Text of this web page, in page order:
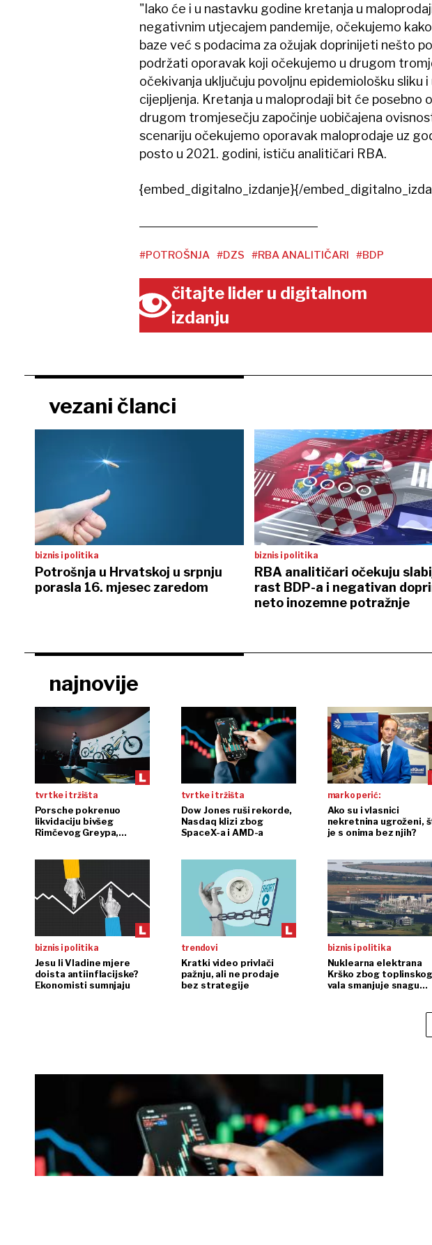
"Iako će i u nastavku godine kretanja u
negativnim utjecajem pandemije, očekujemo
baze već s podacima za ožujak doprinijeti nešto
podržati oporavak koji očekujemo u drugom
očekivanja uključuju povoljnu epidemiološku sliku
cijepljenja. Kretanja u maloprodaji bit će posebno
drugom tromjesečju započinje uobičajena
scenariju očekujemo oporavak maloprodaje uz
posto u 2021. godini, ističu analitičari RBA.
{embed_digitalno_izdanje}{/
#POTROŠNJA #DZS #RBA ANALITIČARI #BDP
čitajte lider u digitalnom
izdanju
vezani članci
biznis i politika
Potrošnja u Hrvatskoj u srpnju
porasla 16. mjesec zaredom
biznis i politika
RBA analitičari očekuju
rast BDP-a i negativan
neto inozemne potražnje
najnovije
tvrtke i tržišta
Porsche pokrenuo
likvidaciju bivšeg
Rimčevog Greypa,
tvrtke i tržišta
Dow Jones ruši rekorde,
Nasdaq klizi zbog
SpaceX-a i AMD-a
marko perić:
Ako su i vlasnici
nekretnina ugroženi,
je s onima bez njih?
biznis i politika
Jesu li Vladine mjere
doista antiinflacijske?
Ekonomisti sumnjaju
trendovi
Kratki video privlači
pažnju, ali ne prodaje
bez strategije
biznis i politika
Nuklearna elektrana
Krško zbog toplinskog
vala smanjuje snagu